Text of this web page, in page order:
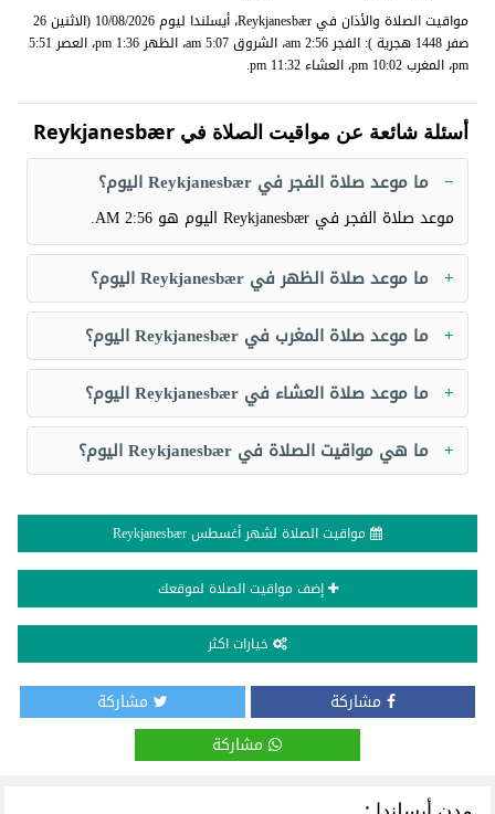
مواقيت الصلاة والأذان في Reykjanesbær، أيسلندا ليوم 10/08/2026 (الاثنين 26
صفر 1448 هجرية ): الفجر 2:56 am، الشروق 5:07 am، الظهر 1:36 pm، العصر 5:51
pm، المغرب 10:02 pm، العشاء 11:32 pm.
أسئلة شائعة عن مواقيت الصلاة في Reykjanesbær
ما موعد صلاة الفجر في Reykjanesbær اليوم؟
موعد صلاة الفجر في Reykjanesbær اليوم هو 2:56 AM
.
ما موعد صلاة الظهر في Reykjanesbær اليوم؟
ما موعد صلاة المغرب في Reykjanesbær اليوم؟
ما موعد صلاة العشاء في Reykjanesbær اليوم؟
ما هي مواقيت الصلاة في Reykjanesbær اليوم؟
مواقيت الصلاة لشهر أغسطس Reykjanesbær
إضف مواقيت الصلاة لموقعك
خيارات اكثر
مشاركة
مشاركة
مشاركة